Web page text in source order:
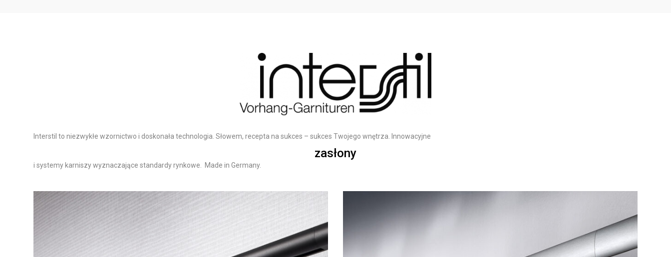
Interstil to niezwykłe wzornictwo i doskonała technologia. Słowem, recepta na sukces – sukces Twojego wnętrza. Innowacyjne
zasłony
i systemy karniszy wyznaczające standardy rynkowe. Made in Germany.